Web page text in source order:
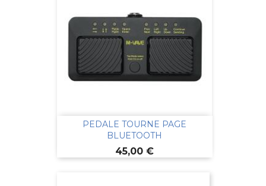
PEDALE TOURNE PAGE
BLUETOOTH
Prix
45,00 €